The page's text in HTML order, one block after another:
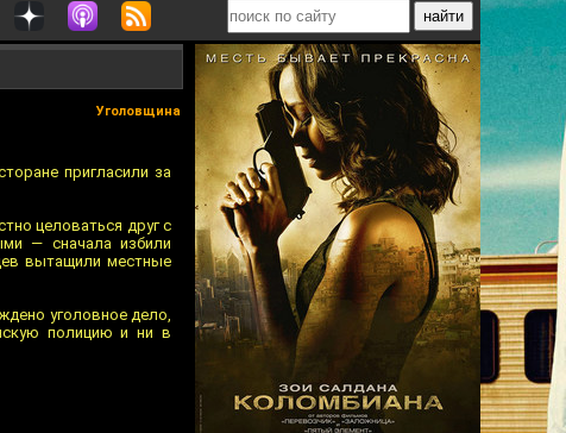
Уголовщина
пригласили за
целоваться друг с
— сначала избили
вытащили местные
уголовное дело,
полицию и ни в